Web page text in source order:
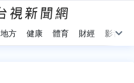
地方 健康 體育 財經 影音